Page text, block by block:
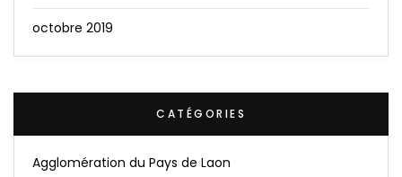
octobre 2019
CATÉGORIES
Agglomération du Pays de Laon